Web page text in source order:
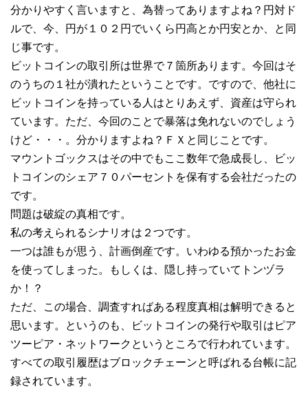
分かりやすく言いますと、為替ってありますよね？円対ド
ルで、今、円が１０２円でいくら円高とか円安とか、と同
じ事です。
ビットコインの取引所は世界で７箇所あります。今回はそ
のうちの１社が潰れたということです。ですので、他社に
ビットコインを持っている人はとりあえず、資産は守られ
ています。ただ、今回のことで暴落は免れないのでしょう
けど・・・。分かりますよね？ＦＸと同じことです。
マウントゴックスはその中でもここ数年で急成長し、ビッ
トコインのシェア７０パーセントを保有する会社だったの
です。
問題は破綻の真相です。
私の考えられるシナリオは２つです。
一つは誰もが思う、計画倒産です。いわゆる預かったお金
を使ってしまった。もしくは、隠し持っていてトンヅラ
か！？
ただ、この場合、調査すればある程度真相は解明できると
思います。というのも、ビットコインの発行や取引はピア
ツーピア・ネットワークというところで行われています。
すべての取引履歴はブロックチェーンと呼ばれる台帳に記
録されています。